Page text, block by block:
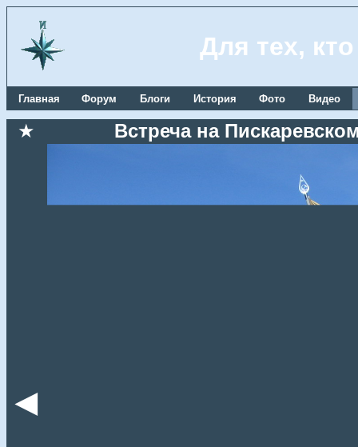
Для тех,
Главная Форум Блоги История Фото Видео
★ Встреча на
◄